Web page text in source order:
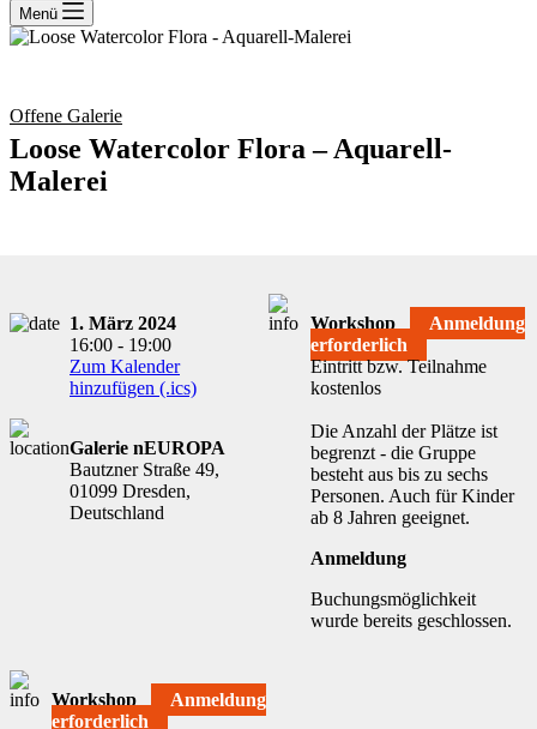
Menü
Offene Galerie
Loose Watercolor Flora – Aquarell-
Malerei
1. März 2024
16:00 - 19:00
Zum Kalender
hinzufügen (.ics)
Galerie nEUROPA
Bautzner Straße 49,
01099 Dresden,
Deutschland
Workshop
Anmeldung
erforderlich
Eintritt bzw. Teilnahme
kostenlos
Die Anzahl der Plätze ist
begrenzt - die Gruppe
besteht aus bis zu sechs
Personen. Auch für Kinder
ab 8 Jahren geeignet.
Anmeldung
Buchungsmöglichkeit
wurde bereits geschlossen.
Workshop
Anmeldung
erforderlich